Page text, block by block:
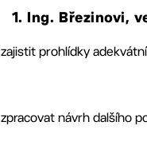
1. Ing. Březinovi,
zajistit prohlídky
zpracovat návrh dalšího